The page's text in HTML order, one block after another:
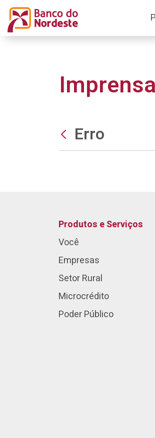
Imprensa
Erro
Produtos e Serviços
Você
Empresas
Setor Rural
Microcrédito
Poder Público